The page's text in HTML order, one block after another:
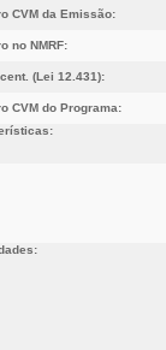
CVM da Emissão:
no NMRF:
(Lei 12.431):
CVM do Programa: